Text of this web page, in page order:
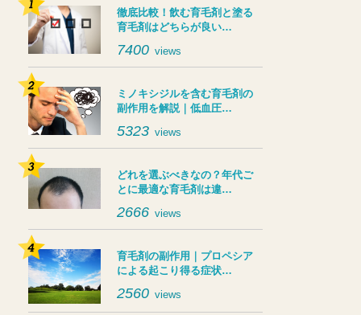
徹底比較！飲む育毛剤と塗る
育毛剤はどちらが良い…
7400 views
ミノキシジルを含む育毛剤の
副作用を解説｜低血圧…
5323 views
どれを選ぶべきなの？年代ご
とに最適な育毛剤は違…
2666 views
育毛剤の副作用｜プロペシア
による起こり得る症状…
2560 views